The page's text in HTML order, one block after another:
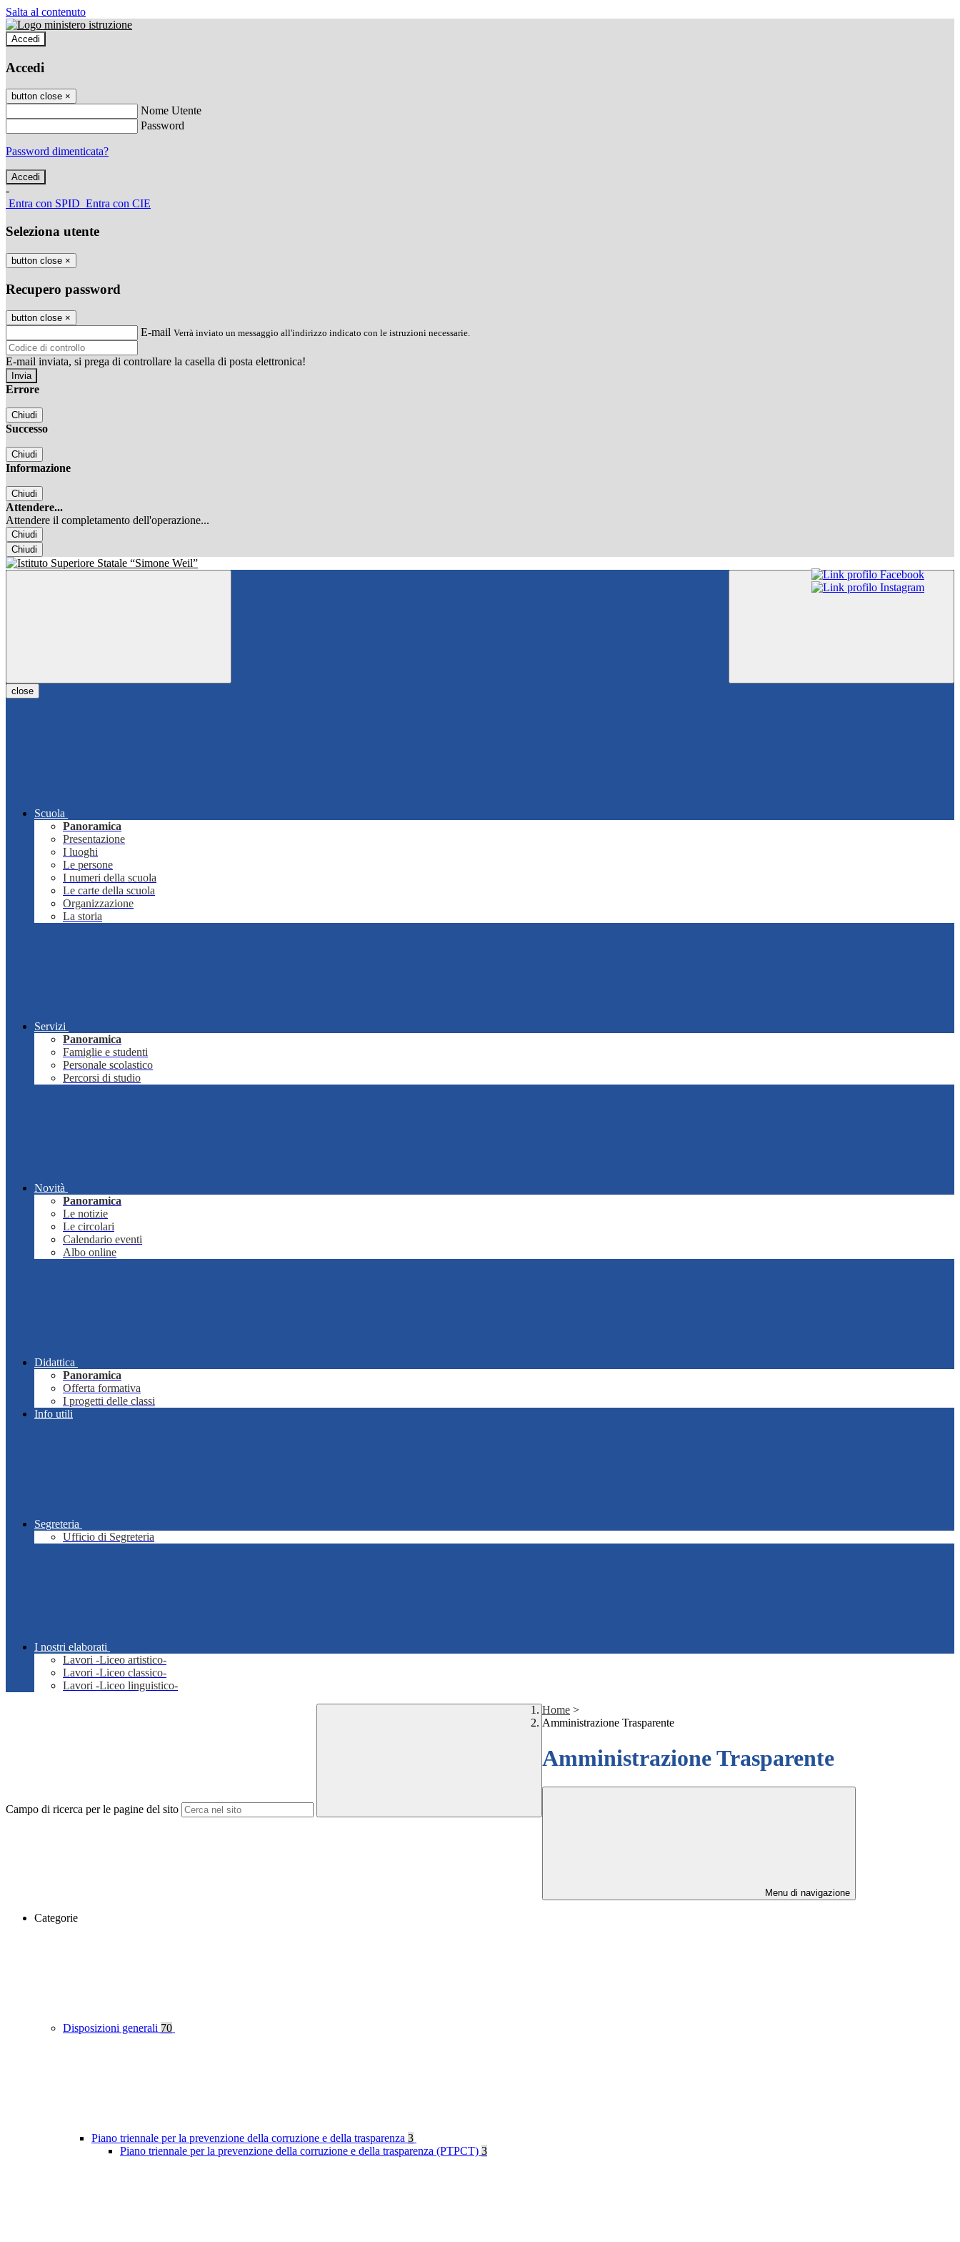
Salta al contenuto
Accedi
Accedi
button close ×
Nome Utente
Password
Password dimenticata?
-
Entra con SPID Entra con CIE
Seleziona utente
button close ×
Recupero password
button close ×
E-mail Verrà inviato un messaggio all'indirizzo indicato con le istruzioni necessarie.
E-mail inviata, si prega di controllare la casella di posta elettronica!
Errore
Chiudi
Successo
Chiudi
Informazione
Chiudi
Attendere...
Attendere il completamento dell'operazione...
Chiudi
Chiudi
close
Scuola
Panoramica
Presentazione
I luoghi
Le persone
I numeri della scuola
Le carte della scuola
Organizzazione
La storia
Servizi
Panoramica
Famiglie e studenti
Personale scolastico
Percorsi di studio
Novità
Panoramica
Le notizie
Le circolari
Calendario eventi
Albo online
Didattica
Panoramica
Offerta formativa
I progetti delle classi
Info utili
Segreteria
Ufficio di Segreteria
I nostri elaborati
Lavori -Liceo artistico-
Lavori -Liceo classico-
Lavori -Liceo linguistico-
Campo di ricerca per le pagine del sito
Home >
Amministrazione Trasparente
Amministrazione Trasparente
Menu di navigazione
Categorie
Disposizioni generali 70
Piano triennale per la prevenzione della corruzione e della trasparenza 3
Piano triennale per la prevenzione della corruzione e della trasparenza (PTPCT) 3